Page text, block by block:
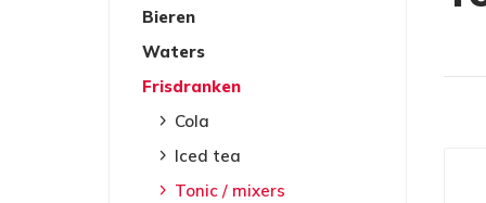
Bieren
Waters
Frisdranken
Cola
Iced tea
Tonic / mixers